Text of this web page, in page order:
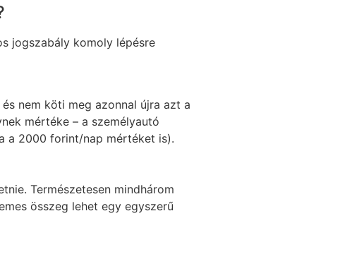
jogszabály komoly lépésre
nem köti meg azonnal újra azt a
mértéke – a személyautó
a 2000 forint/nap mértéket is).
Természetesen mindhárom
összeg lehet egy egyszerű